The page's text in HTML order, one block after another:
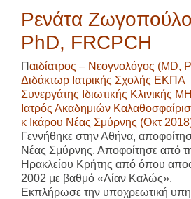
Ρενάτα
PhD, FRCPCH
Παιδίατρος – Νεογνολόγος (MD,
Διδάκτωρ Ιατρικής Σχολής ΕΚΠΑ
Συνεργάτης Ιδιωτικής Κλινικής
Ιατρός Ακαδημιών
κ Ικάρου Νέας Σμύρνης (Οκτ
Γεννήθηκε στην Αθήνα,
Νέας Σμύρνης. Αποφοίτησε από
Ηρακλείου Κρήτης από όπου
2002 με βαθμό «Λίαν Καλώς».
Εκπλήρωσε την υποχρεωτική